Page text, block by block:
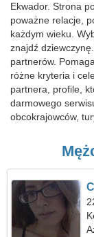
Ekwador. Strona
poważne relacje,
każdym wieku.
znajdź
partnerów.
różne kryteria i
partnera, profile,
darmowego
obcokrajowców,